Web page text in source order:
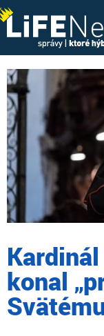
konal